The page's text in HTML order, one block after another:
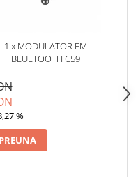
1 x MODULATOR FM
BLUETOOTH C59
%